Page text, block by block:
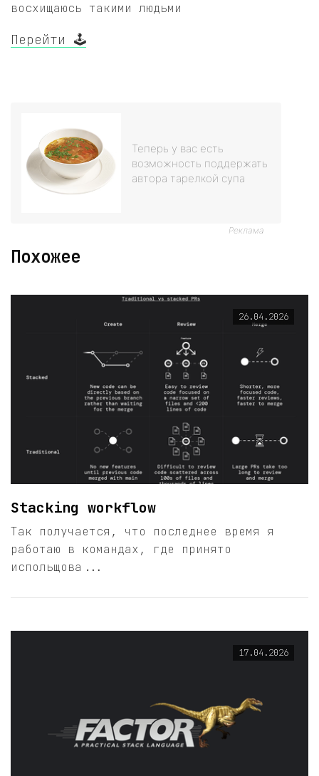
восхищаюсь такими людьми
Перейти 🕹️
Теперь у вас есть
возможность поддержать
автора тарелкой супа
Реклама
Похожее
26.04.2026
Stacking workflow
Так получается, что последнее время я
работаю в командах, где принято
испольщова...
17.04.2026